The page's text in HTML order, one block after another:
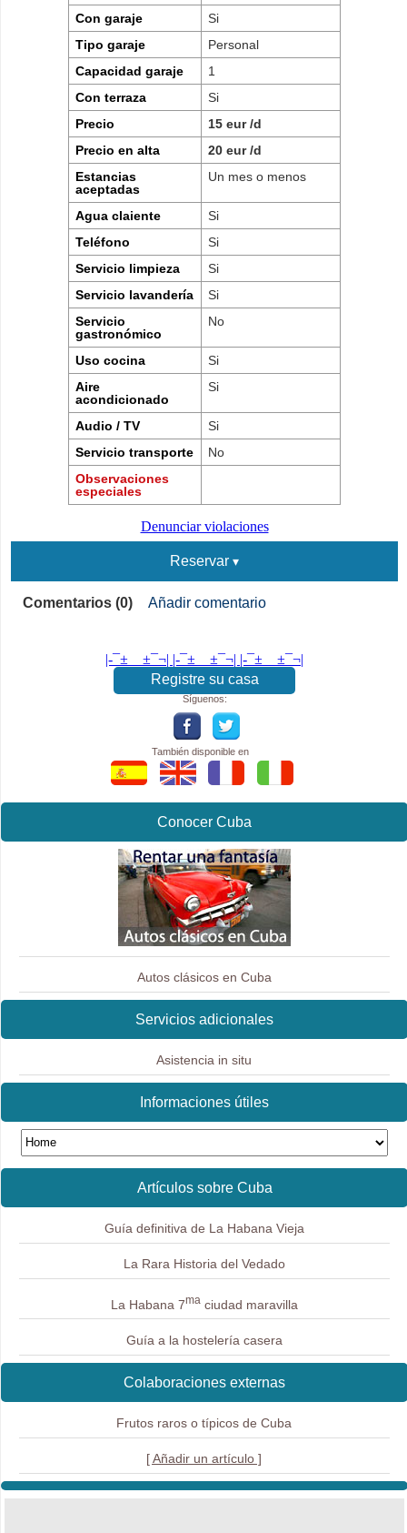
Con garaje
Si
Tipo garaje
Personal
Capacidad garaje
1
Con terraza
Si
Precio
15 eur /d
Precio en alta
20 eur /d
Estancias
aceptadas
Un mes o menos
Agua claiente
Si
Teléfono
Si
Servicio limpieza
Si
Servicio lavandería
Si
Servicio
gastronómico
No
Uso cocina
Si
Aire
acondicionado
Si
Audio / TV
Si
Servicio transporte
No
Observaciones
especiales
Denunciar violaciones
Reservar
Comentarios (0) Añadir comentario
|-¯±­__­±¯¬| |-¯±­__­±¯¬| |-¯±­__­±¯¬|
Registre su casa
Síguenos:
También disponible en
Conocer Cuba
Autos clásicos en Cuba
Servicios adicionales
Asistencia in situ
Informaciones útiles
Artículos sobre Cuba
Guía definitiva de La Habana Vieja
La Rara Historia del Vedado
La Habana 7maciudad maravilla
Guía a la hostelería casera
Colaboraciones externas
Frutos raros o típicos de Cuba
[ Añadir un artículo ]